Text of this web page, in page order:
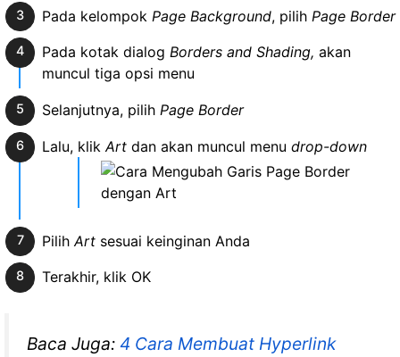
Pada kelompok Page Background, pilih Page Border
Pada kotak dialog Borders and Shading, akan
muncul tiga opsi menu
Selanjutnya, pilih Page Border
Lalu, klik Artdan akan muncul menu drop-down
PilihArtsesuai keinginan Anda
Terakhir, klik OK
Baca Juga: 4 Cara Membuat Hyperlink